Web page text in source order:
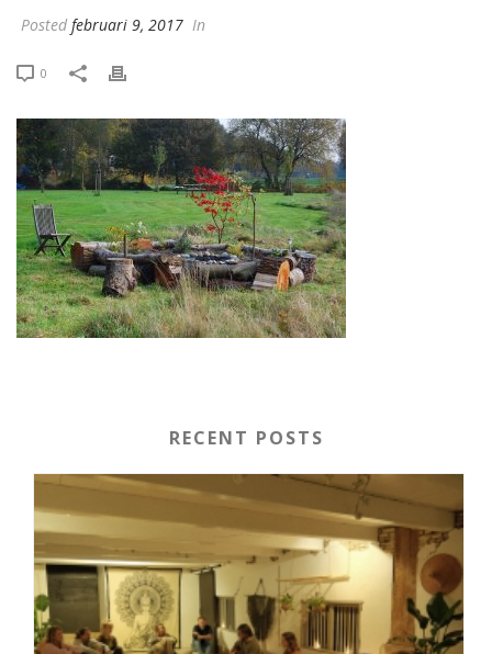
Posted februari 9, 2017 In
0
RECENT POSTS